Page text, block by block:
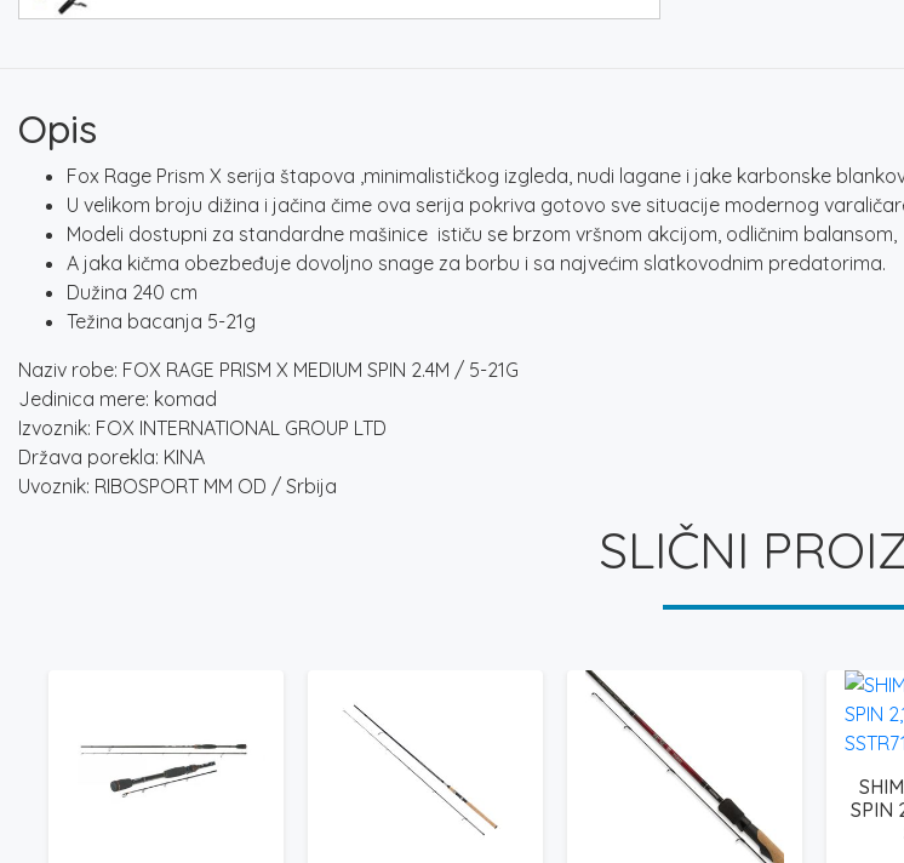
Opis
Fox Rage Prism X serija štapova ,minimalističkog izgleda, nudi lagane i jake karbonske
U velikom broju dižina i jačina čime ova serija pokriva gotovo sve situacije modernog
Modeli dostupni za standardne mašinice ističu se brzom vršnom akcijom, odličnim balansom,
A jaka kičma obezbeđuje dovoljno snage za borbu i sa najvećim slatkovodnim predatorima.
Dužina 240 cm
Težina bacanja 5-21g
Naziv robe: FOX RAGE PRISM X MEDIUM SPIN 2.4M / 5-21G
Jedinica mere: komad
Izvoznik: FOX INTERNATIONAL GROUP LTD
Država porekla: KINA
Uvoznik: RIBOSPORT MM OD / Srbija
SLIČNI
SPIN